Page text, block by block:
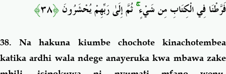
فَرَّطْنَا فِي الْكِتَابِ مِن شَيْءٍۚثُمَّ إِلَىٰ رَبِّهِمْ يُحْشَرُونَ﴿٣٨﴾
38. Na hakuna kiumbe chochote kinachotembea
katika ardhi wala ndege anayeruka kwa mbawa zake